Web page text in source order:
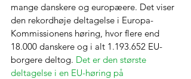
mange danskere og europæere. Det viser
den rekordhøje deltagelse i Europa-
Kommissionens høring, hvor flere end
18.000 danskere og i alt 1.193.652 EU-
borgere deltog. Det er den største
deltagelse i en EU-høring på